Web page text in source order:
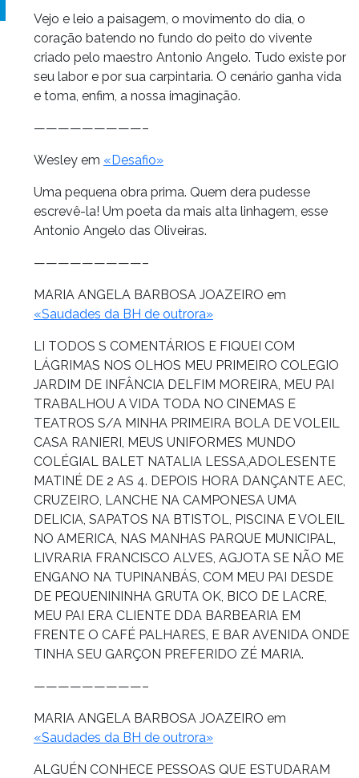
Vejo e leio a paisagem, o movimento do dia, o
coração batendo no fundo do peito do vivente
criado pelo maestro Antonio Angelo. Tudo existe por
seu labor e por sua carpintaria. O cenário ganha vida
e toma, enfim, a nossa imaginação.
—————————–
Wesley em «Desafio»
Uma pequena obra prima. Quem dera pudesse
escrevê-la! Um poeta da mais alta linhagem, esse
Antonio Angelo das Oliveiras.
—————————–
MARIA ANGELA BARBOSA JOAZEIRO em
«Saudades da BH de outrora»
LI TODOS S COMENTÁRIOS E FIQUEI COM
LÁGRIMAS NOS OLHOS MEU PRIMEIRO COLEGIO
JARDIM DE INFÂNCIA DELFIM MOREIRA, MEU PAI
TRABALHOU A VIDA TODA NO CINEMAS E
TEATROS S/A MINHA PRIMEIRA BOLA DE VOLEIL
CASA RANIERI, MEUS UNIFORMES MUNDO
COLÉGIAL BALET NATALIA LESSA,ADOLESENTE
MATINÉ DE 2 AS 4. DEPOIS HORA DANÇANTE AEC,
CRUZEIRO, LANCHE NA CAMPONESA UMA
DELICIA, SAPATOS NA BTISTOL, PISCINA E VOLEIL
NO AMERICA, NAS MANHAS PARQUE MUNICIPAL,
LIVRARIA FRANCISCO ALVES, AGJOTA SE NÃO ME
ENGANO NA TUPINANBÁS, COM MEU PAI DESDE
DE PEQUENININHA GRUTA OK, BICO DE LACRE,
MEU PAI ERA CLIENTE DDA BARBEARIA EM
FRENTE O CAFÉ PALHARES, E BAR AVENIDA ONDE
TINHA SEU GARÇON PREFERIDO ZÉ MARIA.
—————————–
MARIA ANGELA BARBOSA JOAZEIRO em
«Saudades da BH de outrora»
ALGUÉN CONHECE PESSOAS QUE ESTUDARAM